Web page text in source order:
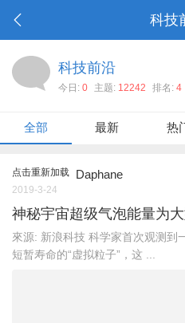
科技
科技前沿
今日: 0 主题: 12242 排名: 4
全部 最新 热
点击重新加载 Daphane
2019-3-24
神秘宇宙超级气泡能量为
來源: 新浪科技 科学家首次观测到
短暂寿命的“虚拟粒子”，这 ...